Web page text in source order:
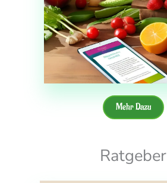
Mehr Dazu
Ratgeber